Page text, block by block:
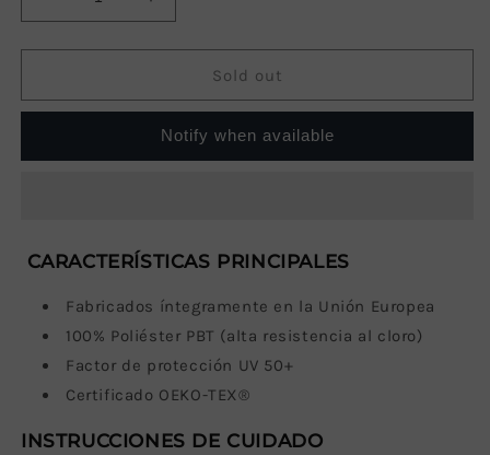
Decrease
quantity
for
de
Kona
Increase
quantity
for
de
Mujer
Kona
Sold out
Notify when available
CARACTERÍSTICAS PRINCIPALES
Fabricados íntegramente en la Unión Europea
100% Poliéster PBT (a lta resistencia al cloro)
Factor de protección UV 50+
Certificado OEKO-TEX®
INSTRUCCIONES DE CUIDADO